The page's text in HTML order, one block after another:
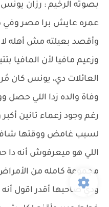
بصوته الرخيم : رزان
عمره عايش برا مصر وفي
وأقصد بعيلته مش أهله لا
وزعيم مافيا لأن المافيا
العائلات دي، يونس كان
وفاة والده زدا اللي حصل
رغم وجود زعماء تانين
لسبب غامض ووقتها
اللي هو ميعرفوش أنه
مجموعة كامله من
ودي صاحبها أقدر اقول